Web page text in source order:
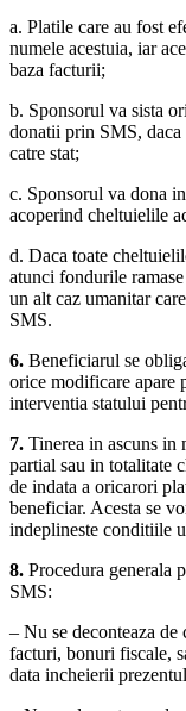
a. Platile care au fost
numele acestuia, iar
baza facturii;
b. Sponsorul va sista
donatii prin SMS, daca
catre stat;
c. Sponsorul va dona
acoperind cheltuielile
d. Daca toate
atunci fondurile
un alt caz umanitar
SMS.
6. Beneficiarul se
orice modificare apare
interventia statului
7. Tinerea in ascuns in
partial sau in totalitate
de indata a oricarori
beneficiar. Acesta se
indeplineste conditiile
8. Procedura generala
SMS:
– Nu se deconteaza
facturi, bonuri fiscale,
data incheierii